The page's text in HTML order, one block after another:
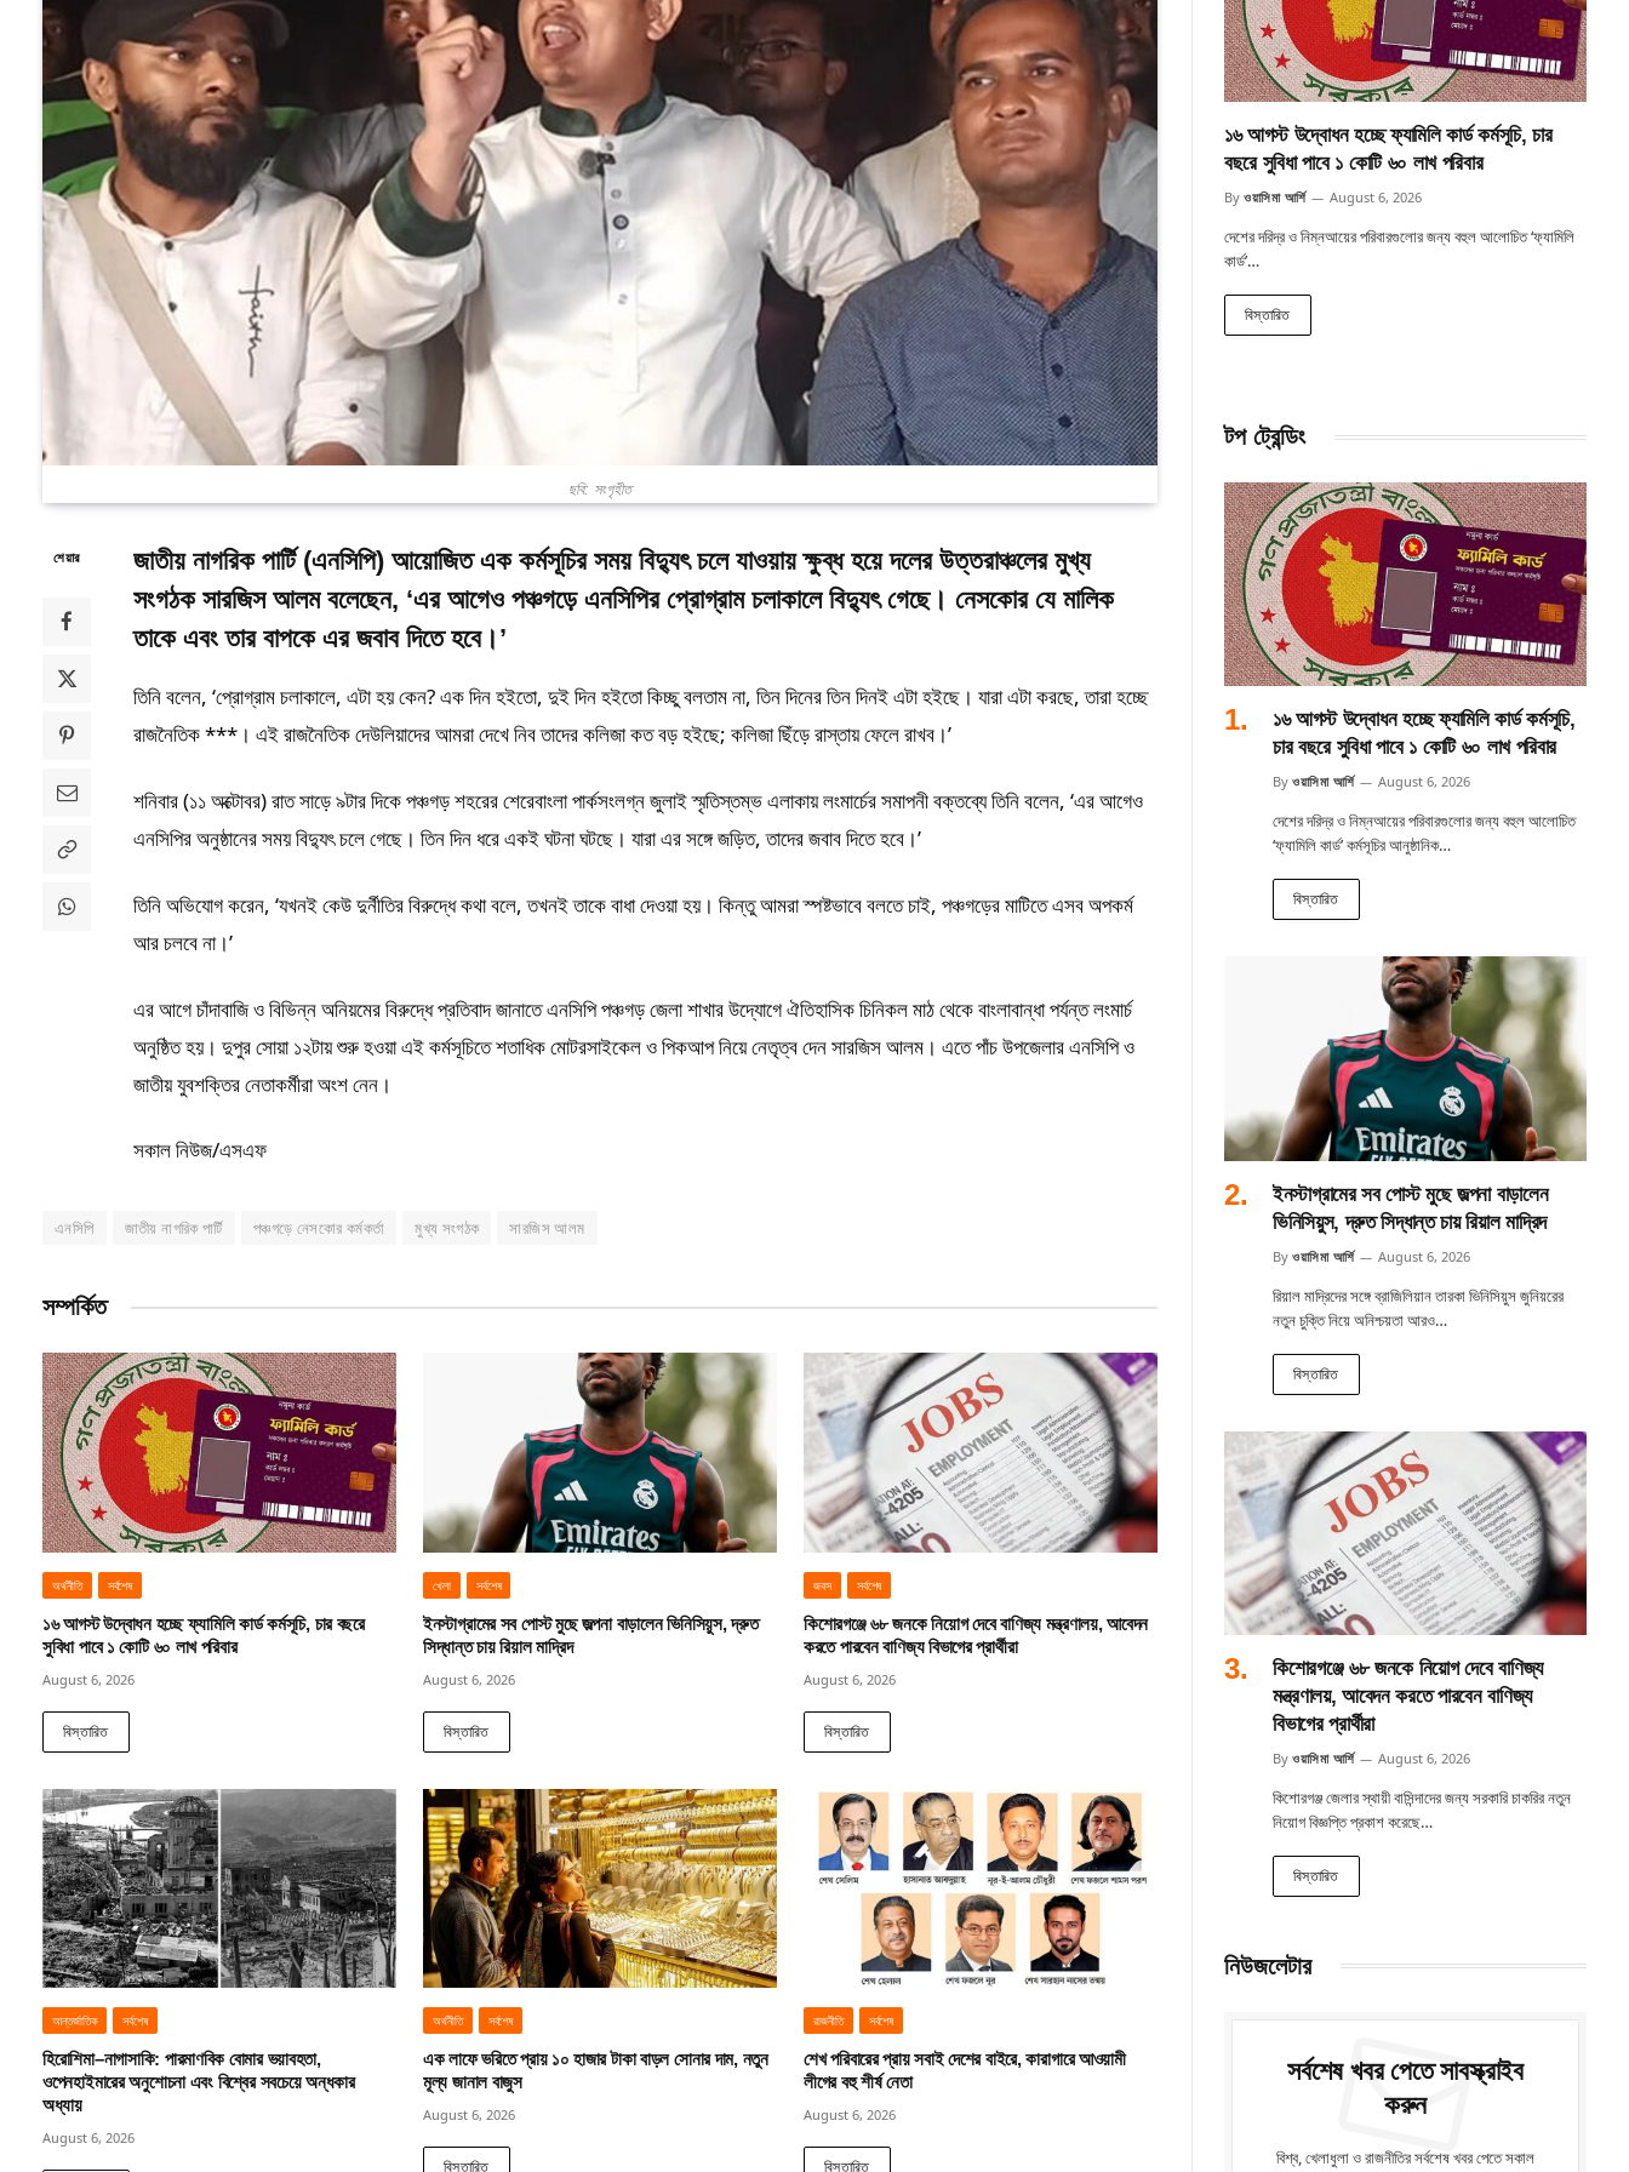
ছবি: সংগৃহীত
শেয়ার
জাতীয় নাগরিক পার্টি (এনসিপি) আয়োজিত এক কর্মসূচির সময় বিদ্যুৎ চলে যাওয়ায় ক্ষুব্ধ হয়ে দলের উত্তরাঞ্চলের মুখ্য
সংগঠক সারজিস আলম বলেছেন, ‘এর আগেও পঞ্চগড়ে এনসিপির প্রোগ্রাম চলাকালে বিদ্যুৎ গেছে। নেসকোর যে মালিক
তাকে এবং তার বাপকে এর জবাব দিতে হবে।’
তিনি বলেন, ‘প্রোগ্রাম চলাকালে, এটা হয় কেন? এক দিন হইতো, দুই দিন হইতো কিচ্ছু বলতাম না, তিন দিনের তিন দিনই এটা হইছে। যারা এটা করছে, তারা হচ্ছে
রাজনৈতিক ***। এই রাজনৈতিক দেউলিয়াদের আমরা দেখে নিব তাদের কলিজা কত বড় হইছে; কলিজা ছিঁড়ে রাস্তায় ফেলে রাখব।’
শনিবার (১১ অক্টোবর) রাত সাড়ে ৯টার দিকে পঞ্চগড় শহরের শেরেবাংলা পার্কসংলগ্ন জুলাই স্মৃতিস্তম্ভ এলাকায় লংমার্চের সমাপনী বক্তব্যে তিনি বলেন, ‘এর আগেও
এনসিপির অনুষ্ঠানের সময় বিদ্যুৎ চলে গেছে। তিন দিন ধরে একই ঘটনা ঘটছে। যারা এর সঙ্গে জড়িত, তাদের জবাব দিতে হবে।’
তিনি অভিযোগ করেন, ‘যখনই কেউ দুর্নীতির বিরুদ্ধে কথা বলে, তখনই তাকে বাধা দেওয়া হয়। কিন্তু আমরা স্পষ্টভাবে বলতে চাই, পঞ্চগড়ের মাটিতে এসব অপকর্ম
আর চলবে না।’
এর আগে চাঁদাবাজি ও বিভিন্ন অনিয়মের বিরুদ্ধে প্রতিবাদ জানাতে এনসিপি পঞ্চগড় জেলা শাখার উদ্যোগে ঐতিহাসিক চিনিকল মাঠ থেকে বাংলাবান্ধা পর্যন্ত লংমার্চ
অনুষ্ঠিত হয়। দুপুর সোয়া ১২টায় শুরু হওয়া এই কর্মসূচিতে শতাধিক মোটরসাইকেল ও পিকআপ নিয়ে নেতৃত্ব দেন সারজিস আলম। এতে পাঁচ উপজেলার এনসিপি ও
জাতীয় যুবশক্তির নেতাকর্মীরা অংশ নেন।
সকাল নিউজ/এসএফ
এনসিপি জাতীয় নাগরিক পার্টি পঞ্চগড়ে নেসকোর কর্মকর্তা মুখ্য সংগঠক সারজিস আলম
সম্পর্কিত
অর্থনীতি সর্বশেষ
১৬ আগস্ট উদ্বোধন হচ্ছে ফ্যামিলি কার্ড কর্মসূচি, চার বছরে
সুবিধা পাবে ১ কোটি ৬০ লাখ পরিবার
August 6, 2026
বিস্তারিত
খেলা সর্বশেষ
ইনস্টাগ্রামের সব পোস্ট মুছে জল্পনা বাড়ালেন ভিনিসিয়ুস, দ্রুত
সিদ্ধান্ত চায় রিয়াল মাদ্রিদ
August 6, 2026
বিস্তারিত
জবস সর্বশেষ
কিশোরগঞ্জে ৬৮ জনকে নিয়োগ দেবে বাণিজ্য মন্ত্রণালয়, আবেদন
করতে পারবেন বাণিজ্য বিভাগের প্রার্থীরা
August 6, 2026
বিস্তারিত
আন্তর্জাতিক সর্বশেষ
হিরোশিমা–নাগাসাকি: পারমাণবিক বোমার ভয়াবহতা,
ওপেনহাইমারের অনুশোচনা এবং বিশ্বের সবচেয়ে অন্ধকার
অধ্যায়
August 6, 2026
অর্থনীতি সর্বশেষ
এক লাফে ভরিতে প্রায় ১০ হাজার টাকা বাড়ল সোনার দাম, নতুন
মূল্য জানাল বাজুস
August 6, 2026
বিস্তারিত
রাজনীতি সর্বশেষ
শেখ পরিবারের প্রায় সবাই দেশের বাইরে, কারাগারে আওয়ামী
লীগের বহু শীর্ষ নেতা
August 6, 2026
বিস্তারিত
১৬ আগস্ট উদ্বোধন হচ্ছে ফ্যামিলি কার্ড কর্মসূচি, চার
বছরে সুবিধা পাবে ১ কোটি ৬০ লাখ পরিবার
By ওয়াসিমা আর্শি August 6, 2026
দেশের দরিদ্র ও নিম্নআয়ের পরিবারগুলোর জন্য বহুল আলোচিত ‘ফ্যামিলি
কার্ড’…
বিস্তারিত
টপ ট্রেন্ডিং
১৬ আগস্ট উদ্বোধন হচ্ছে ফ্যামিলি কার্ড কর্মসূচি,
চার বছরে সুবিধা পাবে ১ কোটি ৬০ লাখ পরিবার
By ওয়াসিমা আর্শি August 6, 2026
দেশের দরিদ্র ও নিম্নআয়ের পরিবারগুলোর জন্য বহুল আলোচিত
‘ফ্যামিলি কার্ড’ কর্মসূচির আনুষ্ঠানিক…
বিস্তারিত
ইনস্টাগ্রামের সব পোস্ট মুছে জল্পনা বাড়ালেন
ভিনিসিয়ুস, দ্রুত সিদ্ধান্ত চায় রিয়াল মাদ্রিদ
By ওয়াসিমা আর্শি August 6, 2026
রিয়াল মাদ্রিদের সঙ্গে ব্রাজিলিয়ান তারকা ভিনিসিয়ুস জুনিয়রের
নতুন চুক্তি নিয়ে অনিশ্চয়তা আরও…
বিস্তারিত
কিশোরগঞ্জে ৬৮ জনকে নিয়োগ দেবে বাণিজ্য
মন্ত্রণালয়, আবেদন করতে পারবেন বাণিজ্য
বিভাগের প্রার্থীরা
By ওয়াসিমা আর্শি August 6, 2026
কিশোরগঞ্জ জেলার স্থায়ী বাসিন্দাদের জন্য সরকারি চাকরির নতুন
নিয়োগ বিজ্ঞপ্তি প্রকাশ করেছে…
বিস্তারিত
নিউজলেটার
সর্বশেষ খবর পেতে সাবস্ক্রাইব
করুন
বিশ্ব, খেলাধুলা ও রাজনীতির সর্বশেষ খবর পেতে সকাল